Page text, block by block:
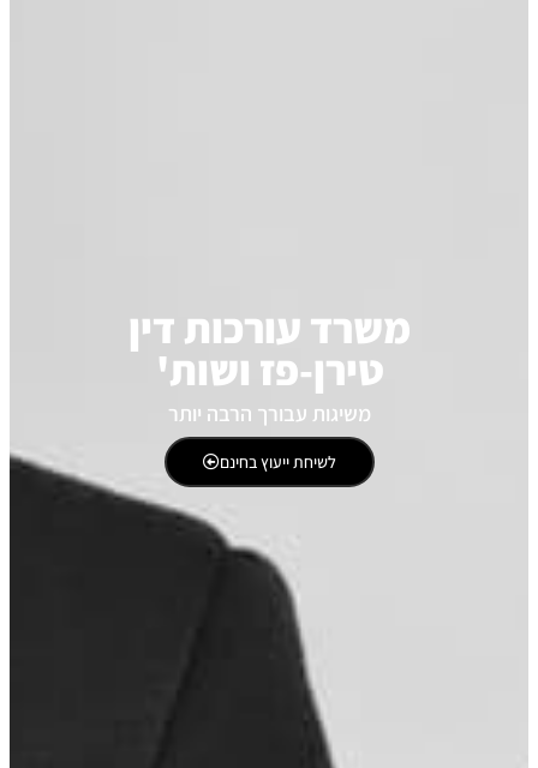
משרד עורכות דין
טירן-פז ושות'
משיגות עבורך הרבה יותר
לשיחת ייעוץ בחינם